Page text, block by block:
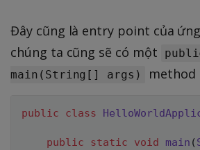
Đây cũng là entry point của
chúng ta cũng sẽ có một
main(String[] args)
method
public class
public static void main (